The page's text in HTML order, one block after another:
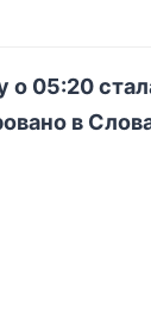
о 05:20
в